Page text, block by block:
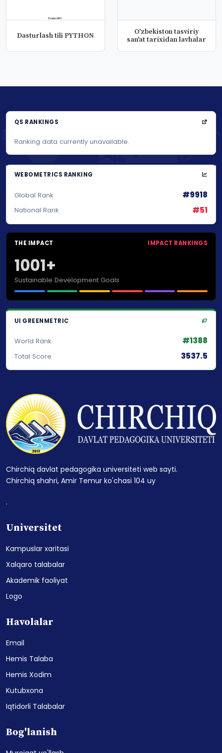
Dasturlash tili PYTHON
O'zbekiston tasviriy
san'at tarixidan lavhalar
QS RANKINGS
Ranking data currently unavailable.
WEBOMETRICS RANKING
Global Rank #9918
National Rank #51
THE IMPACT IMPACT RANKINGS
1001+
Sustainable Development Goals
UI GREENMETRIC
World Rank #1388
Total Score 3537.5
Chirchiq davlat pedagogika universiteti web sayti.
Chirchiq shahri, Amir Temur ko'chasi 104 uy
.
Universitet
Kampuslar xaritasi
Xalqaro talabalar
Akademik faoliyat
Logo
Havolalar
Email
Hemis Talaba
Hemis Xodim
Kutubxona
Iqtidorli Talabalar
Bog'lanish